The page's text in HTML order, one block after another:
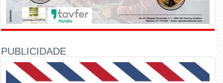
PUBLICIDADE